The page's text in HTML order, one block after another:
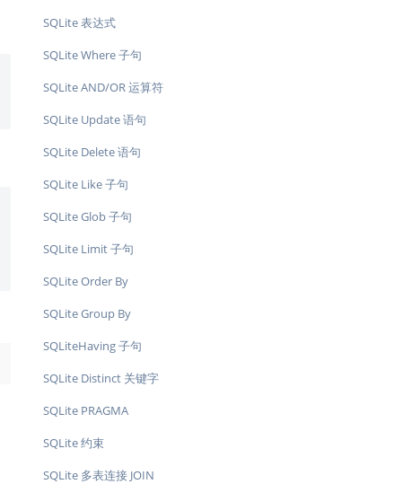
SQLite 表达式
SQLite Where 子句
SQLite AND/OR 运算符
SQLite Update 语句
SQLite Delete 语句
SQLite Like 子句
SQLite Glob 子句
SQLite Limit 子句
SQLite Order By
SQLite Group By
SQLiteHaving 子句
SQLite Distinct 关键字
SQLite PRAGMA
SQLite 约束
SQLite 多表连接 JOIN